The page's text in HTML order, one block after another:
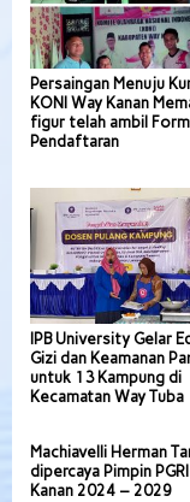
Persaingan Menuju
KONI Way Kanan
figur telah ambil
Pendaftaran
IPB University Gelar
Gizi dan Keamanan
untuk 13 Kampung di
Kecamatan Way Tuba
Machiavelli Herman
dipercaya Pimpin
Kanan 2024 – 2029